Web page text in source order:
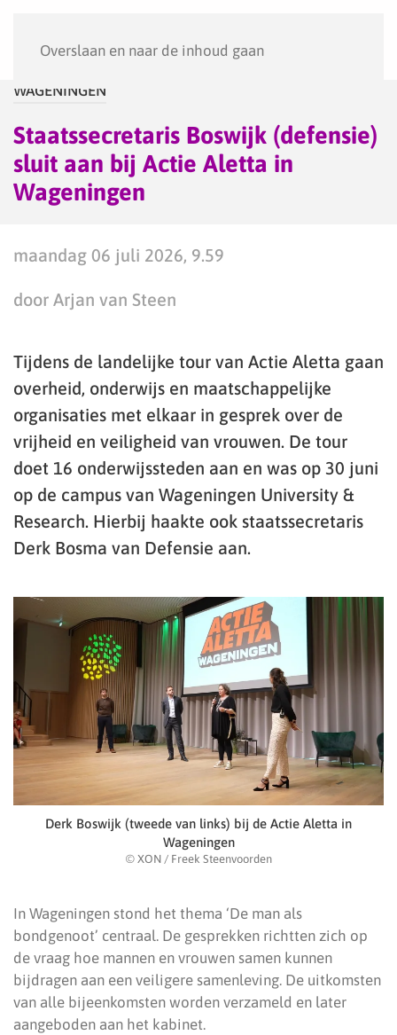
Overslaan en naar de inhoud gaan
WAGENINGEN
Staatssecretaris Boswijk (defensie)
sluit aan bij Actie Aletta in
Wageningen
maandag 06 juli 2026, 9.59
door Arjan van Steen
Tijdens de landelijke tour van Actie Aletta gaan
overheid, onderwijs en maatschappelijke
organisaties met elkaar in gesprek over de
vrijheid en veiligheid van vrouwen. De tour
doet 16 onderwijssteden aan en was op 30 juni
op de campus van Wageningen University &
Research. Hierbij haakte ook staatssecretaris
Derk Bosma van Defensie aan.
Derk Boswijk (tweede van links) bij de Actie Aletta in
Wageningen
© XON / Freek Steenvoorden
In Wageningen stond het thema ‘De man als
bondgenoot’ centraal. De gesprekken richtten zich op
de vraag hoe mannen en vrouwen samen kunnen
bijdragen aan een veiligere samenleving. De uitkomsten
van alle bijeenkomsten worden verzameld en later
aangeboden aan het kabinet.